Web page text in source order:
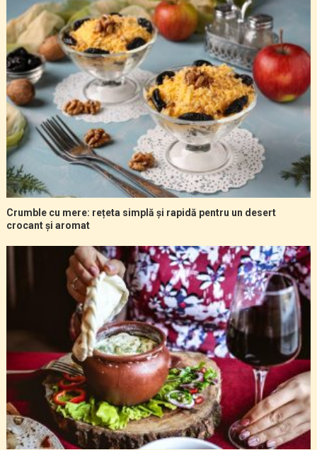
Crumble cu mere: rețeta simplă și rapidă pentru un desert
crocant și aromat